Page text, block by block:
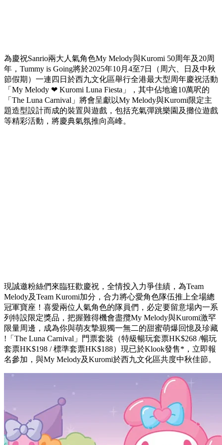
為慶祝Sanrio兩大人氣角色My Melody與Kuromi 50周年及20周
年，Tummy is Going將於2025年10月4至7日（周六、日及中秋
節假期）一連四日於西九文化區舉行全港最大型周年慶祝活動
「My Melody ❤ Kuromi Luna Fiesta」，其中佔地逾10萬呎的
「The Luna Carnival」將會呈獻以My Melody與Kuromi限定主
題造型設計而成的裝置與遊戲，包括充氣彈跳樂園及攤位遊戲
等精彩活動，將慶典氣氛推向高峰。
現誠邀粉絲們來臨狂歡慶祝，全情投入力爭佳績，為Team
Melody及Team Kuromi加分，合力將心愛角色隊伍推上全場總
冠軍寶座！喜愛兩位人氣角色的隊員們，必定要留意場內一系
列特設限定獎品，把握難得機會盡攬My Melody與Kuromi激罕
限量周邊，成為你與萌友摯親獨一無二的甜蜜萌爆回憶及珍藏
!「The Luna Carnival」門票套裝（特級暢玩套票HK$268 /暢玩
套票HK$198 / 標準套票HK$188）現已於Klook發售*，立即報
名參加，與My Melody及Kuromi於西九文化區共度中秋佳節。